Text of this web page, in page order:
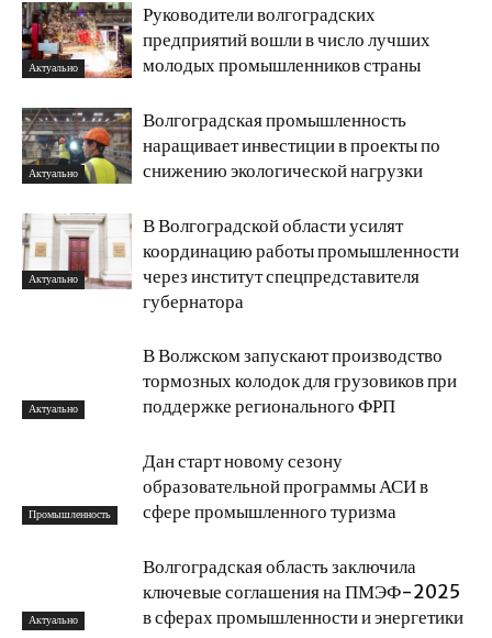
Актуально
Руководители волгоградских
предприятий вошли в число лучших
молодых промышленников страны
Актуально
Волгоградская промышленность
наращивает инвестиции в проекты по
снижению экологической нагрузки
Актуально
В Волгоградской области усилят
координацию работы промышленности
через институт спецпредставителя
губернатора
Актуально
В Волжском запускают производство
тормозных колодок для грузовиков при
поддержке регионального ФРП
Промышленность
Дан старт новому сезону
образовательной программы АСИ в
сфере промышленного туризма
Актуально
Волгоградская область заключила
ключевые соглашения на ПМЭФ-2025
в сферах промышленности и энергетики